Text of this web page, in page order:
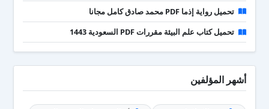
تحميل رواية إذما PDF محمد صادق كامل مجانا
تحميل كتاب علم البيئة مقررات PDF السعودية 1443
أشهر المؤلفين